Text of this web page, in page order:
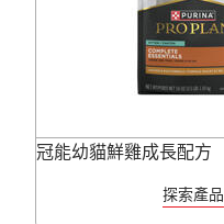
冠能幼貓鮮雞成長配方
探索產品